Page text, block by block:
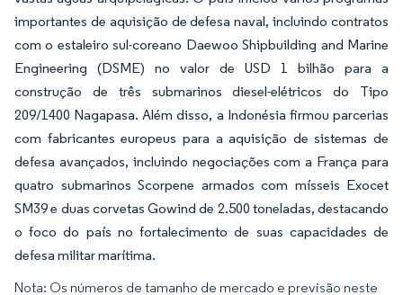
importantes de aquisição de defesa naval, incluindo contratos
com o estaleiro sul-coreano Daewoo Shipbuilding and Marine
Engineering (DSME) no valor de USD 1 bilhão para a
construção de três submarinos diesel-elétricos do Tipo
209/1400 Nagapasa. Além disso, a Indonésia firmou parcerias
com fabricantes europeus para a aquisição de sistemas de
defesa avançados, incluindo negociações com a França para
quatro submarinos Scorpene armados com mísseis Exocet
SM39 e duas corvetas Gowind de 2.500 toneladas, destacando
o foco do país no fortalecimento de suas capacidades de
defesa militar marítima.
Nota: Os números de tamanho de mercado e previsão neste